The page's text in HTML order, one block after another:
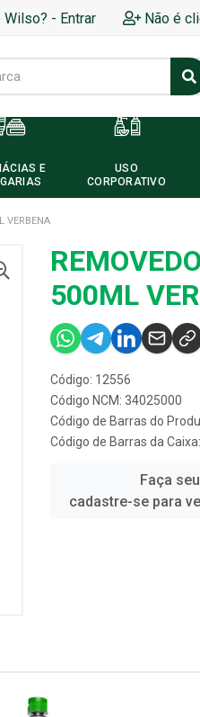
- Entrar Não é
E
USO
CORPORATIVO
VERBENA
500ML
Código: 12556
Código NCM: 34025000
Código de Barras do
Código de Barras da
Faça
cadastre-se para